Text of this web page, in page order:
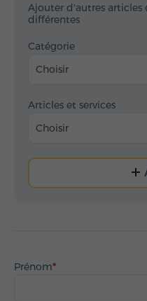
Ajouter d'autres articles
différentes
Catégorie
Choisir
Articles et services
Choisir
Prénom